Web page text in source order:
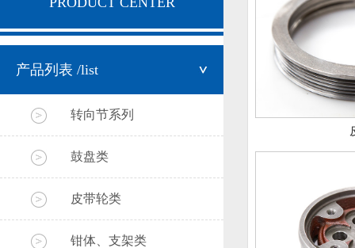
产品列表 /list
转向节系列
鼓盘类
皮带轮类
钳体、支架类